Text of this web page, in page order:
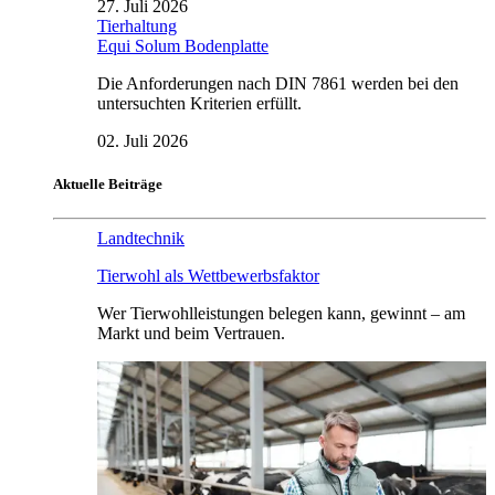
27. Juli 2026
Tierhaltung
Equi Solum Bodenplatte
Die Anforderungen nach DIN 7861 werden bei den
untersuchten Kriterien erfüllt.
02. Juli 2026
Aktuelle Beiträge
Landtechnik
Tierwohl als Wettbewerbsfaktor
Wer Tierwohlleistungen belegen kann, gewinnt – am
Markt und beim Vertrauen.